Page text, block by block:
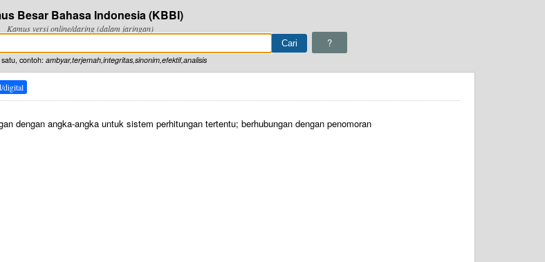
Besar Bahasa Indonesia (KBBI)
Kamus versi online/daring (dalam jaringan)
?
contoh: ambyar,terjemah,integritas,sinonim,efektif,analisis
digital
dengan angka-angka untuk sistem perhitungan tertentu; berhubungan dengan penomoran